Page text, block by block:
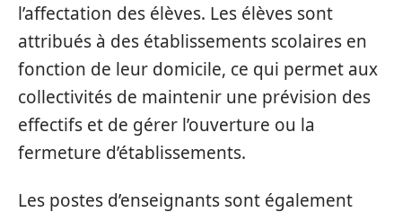
l’affectation des élèves. Les élèves sont
attribués à des établissements scolaires en
fonction de leur domicile, ce qui permet aux
collectivités de maintenir une prévision des
effectifs et de gérer l’ouverture ou la
fermeture d’établissements.
Les postes d’enseignants sont également